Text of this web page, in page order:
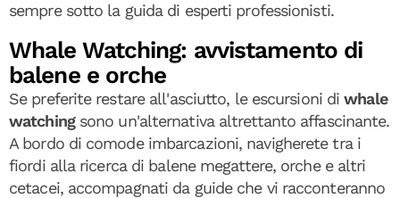
sempre sotto la guida di esperti professionisti.
Whale Watching: avvistamento di
balene e orche
Se preferite restare all'asciutto, le escursioni diwhale
watchingsono un'alternativa altrettanto affascinante.
A bordo di comode imbarcazioni, navigherete tra i
fiordi alla ricerca di balene megattere, orche e altri
cetacei, accompagnati da guide che vi racconteranno